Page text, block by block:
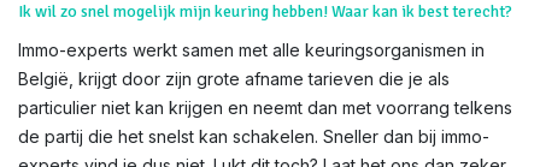
Ik wil zo snel mogelijk mijn keuring hebben! Waar kan ik best terecht?
Immo-experts werkt samen met alle keuringsorganismen in
België, krijgt door zijn grote afname tarieven die je als
particulier niet kan krijgen en neemt dan met voorrang telkens
de partij die het snelst kan schakelen. Sneller dan bij immo-